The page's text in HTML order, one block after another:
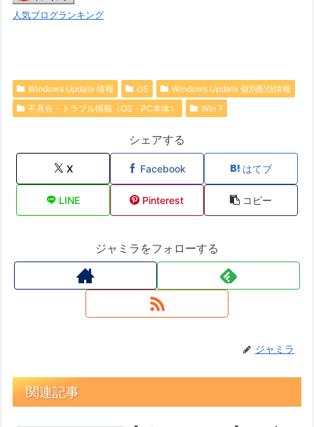
人気ブログランキング
Windows Update 情報 OS
Windows Update 個別配信情報
不具合・トラブル情報（OS・PC本体）
Win 7
シェアする
X Facebook はてブ
LINE Pinterest コピー
ジャミラをフォローする
ジャミラ
関連記事